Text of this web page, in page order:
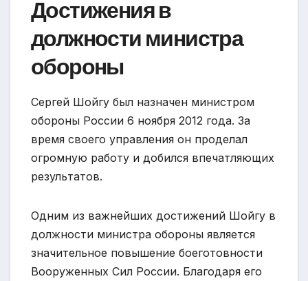
Достижения в
должности министра
обороны
Сергей Шойгу был назначен министром
обороны России 6 ноября 2012 года. За
время своего управления он проделал
огромную работу и добился впечатляющих
результатов.
Одним из важнейших достижений Шойгу в
должности министра обороны является
значительное повышение боеготовности
Вооруженных Сил России. Благодаря его